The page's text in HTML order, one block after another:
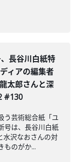
、長谷川白紙特
ィアの編集者
太郎さんと深
#130
う芸術総合紙「ユ
号は、長谷川白紙
水沢なおさんの対
ものがか...